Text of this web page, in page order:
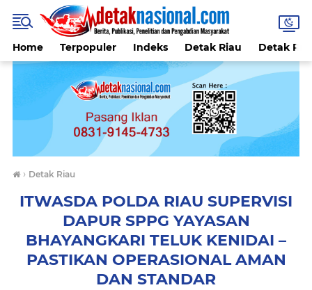
Home Terpopuler Indeks Detak Riau Detak
› Detak Riau
ITWASDA POLDA RIAU SUPERVISI
DAPUR SPPG YAYASAN
BHAYANGKARI TELUK KENIDAI –
PASTIKAN OPERASIONAL AMAN
DAN STANDAR